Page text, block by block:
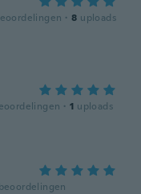
· 8 uploads
· 1 uploads
beoordelingen